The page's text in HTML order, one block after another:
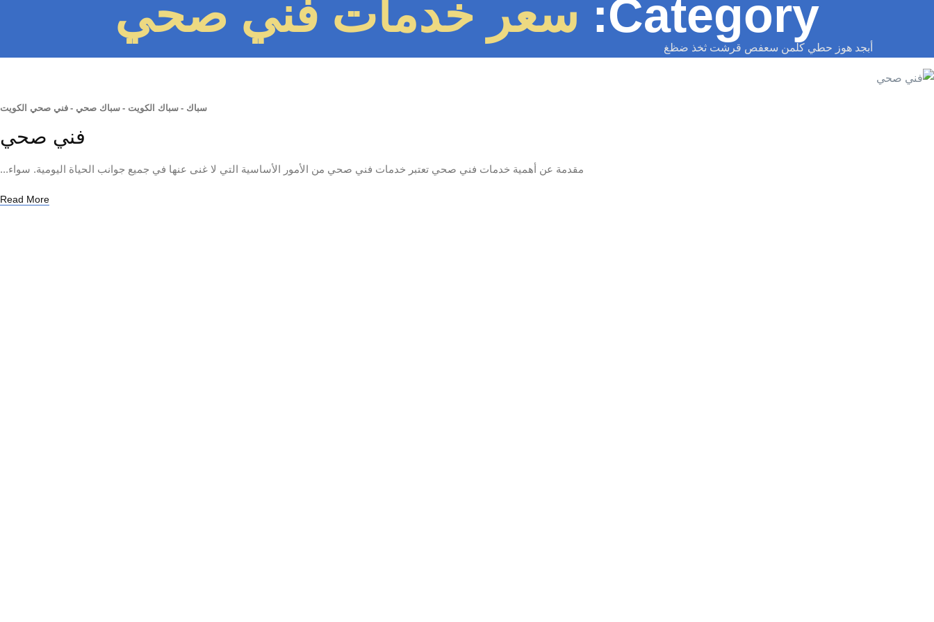
Category: سعر خدمات فني صحي
أبجد هوز حطي كلمن سعفص قرشت ثخذ ضظغ
سباك - سباك الكويت - سباك صحي - فني صحي الكويت
فني صحي
مقدمة عن أهمية خدمات فني صحي تعتبر خدمات فني صحي من الأمور الأساسية التي لا غنى عنها في جميع جوانب الحياة اليومية. سواء...
Read More